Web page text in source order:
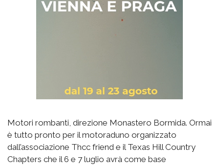
Motori rombanti, direzione Monastero Bormida. Ormai
è tutto pronto per il motoraduno organizzato
dall’associazione Thcc friend e il Texas Hill Country
Chapters che il 6 e 7 luglio avrà come base